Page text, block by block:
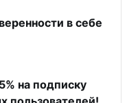
в себе
на подписку